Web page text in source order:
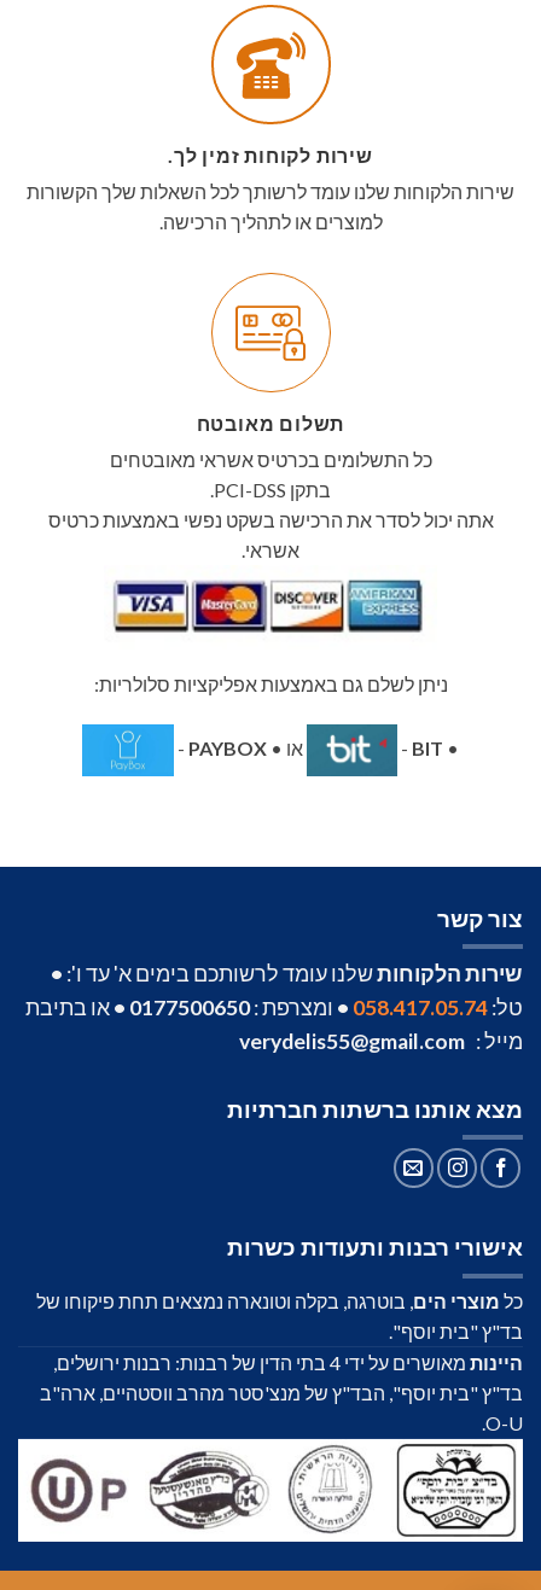
שירות לקוחות זמין לך.
שירות הלקוחות שלנו עומד לרשותך לכל השאלות שלך הקשורות
למוצרים או לתהליך הרכישה.
תשלום מאובטח
כל התשלומים בכרטיס אשראי מאובטחים
בתקן PCI-DSS.
אתה יכול לסדר את הרכישה בשקט נפשי באמצעות כרטיס
אשראי.
ניתן לשלם גם באמצעות אפליקציות סלולריות:
•
BIT
- או •PAYBOX
-
צור קשר
שירות הלקוחותשלנו עומד לרשותכם בימים א' עד ו': •
טל:058.417.05.74
• ומצרפת :0177500650
•או בתיבת
מייל : verydelis55@gmail.com
מצא אותנו ברשתות חברתיות
אישורי רבנות ותעודות כשרות
כל מוצרי הים, בוטרגה, בקלה וטונארה נמצאים תחת פיקוחו של
בד"ץ "בית יוסף".
היינות
מאושרים על ידי 4 בתי הדין של רבנות: רבנות ירושלים,
בד"ץ "בית יוסף", הבד"ץ של מנצ'סטר מהרב ווסטהיים, ארה"ב
O-U.